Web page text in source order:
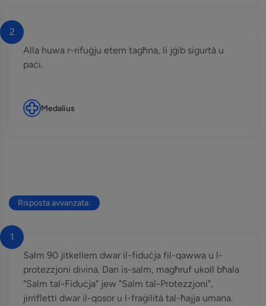
2
Alla huwa r-rifuġju etern tagħna, li jġib sigurtà u
paċi.
Medalius
Risposta avvanzata:
1
Salm 90 jitkellem dwar il-fiduċja fil-qawwa u l-
protezzjoni divina. Dan is-salm, magħruf ukoll bħala
"Salm tal-Fiduċja" jew "Salm tal-Protezzjoni",
jirrifletti dwar il-qosor u l-fraġilità tal-ħajja umana.